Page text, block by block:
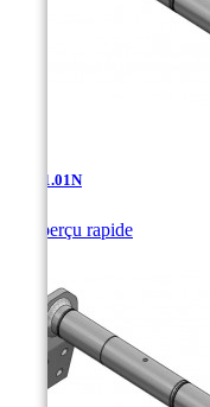
AD-11.01N
Aperçu rapide